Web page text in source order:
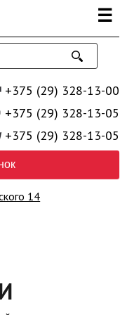
☰
+375 (29) 328-13-00
+375 (29) 328-13-05
+375 (29) 328-13-05
14